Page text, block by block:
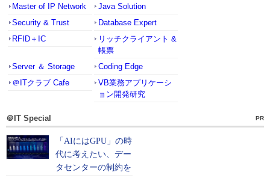
Master of IP Network
Java Solution
Security & Trust
Database Expert
RFID＋IC
リッチクライアント &
帳票
Server ＆ Storage
Coding Edge
＠ITクラブ Cafe
VB業務アプリケーシ
ョン開発研究
＠IT Special PR